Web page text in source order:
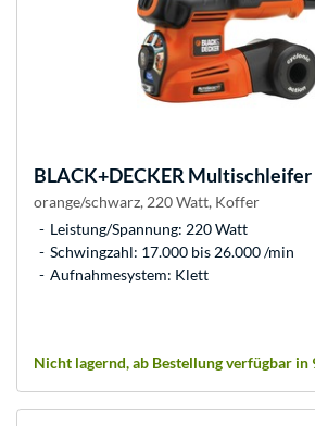
BLACK+DECKER Multischleifer
orange/schwarz, 220 Watt, Koffer
Leistung/Spannung: 220 Watt
Schwingzahl: 17.000 bis 26.000 /min
Aufnahmesystem: Klett
Nicht lagernd, ab Bestellung verfügbar